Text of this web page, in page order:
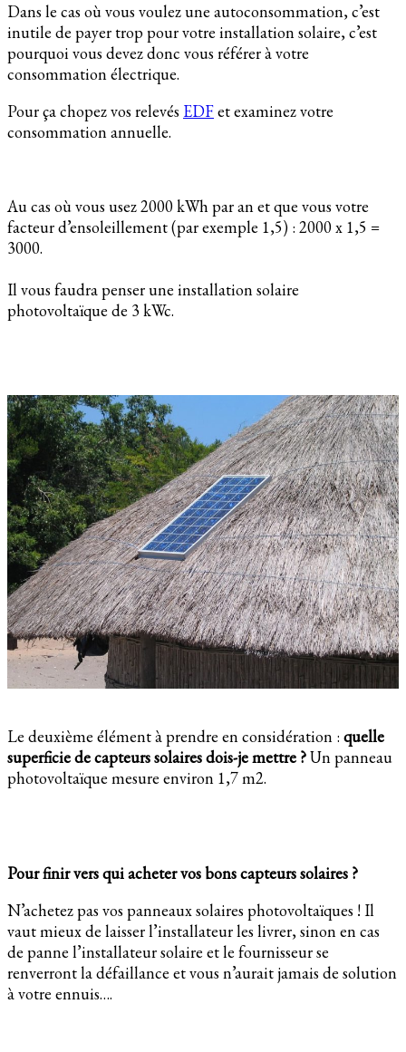
Dans le cas où vous voulez une autoconsommation, c’est
inutile de payer trop pour votre installation solaire, c’est
pourquoi vous devez donc vous référer à votre
consommation électrique.
Pour ça chopez vos relevés EDFet examinez votre
consommation annuelle.
Au cas où vous usez 2000 kWh par an et que vous votre
facteur d’ensoleillement (par exemple 1,5) : 2000 x 1,5 =
3000.
Il vous faudra penser une installation solaire
photovoltaïque de 3 kWc.
Le deuxième élément à prendre en considération : quelle
superficie de capteurs solaires dois-je mettre ?Un panneau
photovoltaïque mesure environ 1,7 m2.
Pour finir vers qui acheter vos bons capteurs solaires ?
N’achetez pas vos panneaux solaires photovoltaïques ! Il
vaut mieux de laisser l’installateur les livrer, sinon en cas
de panne l’installateur solaire et le fournisseur se
renverront la défaillance et vous n’aurait jamais de solution
à votre ennuis….